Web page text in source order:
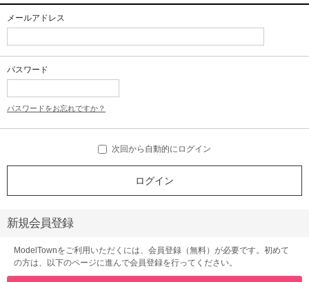
メールアドレス
パスワード
パスワードをお忘れですか？
次回から自動的にログイン
新規会員登録
ModelTownをご利用いただくには、会員登録（無料）が必要です。初めて
の方は、以下のページに進んで会員登録を行ってください。